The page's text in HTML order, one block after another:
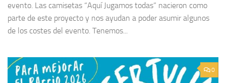
evento. Las camisetas “Aquí Jugamos todas” nacieron como
parte de este proyecto y nos ayudan a poder asumir algunos
de los costes del evento. Tenemos...
0